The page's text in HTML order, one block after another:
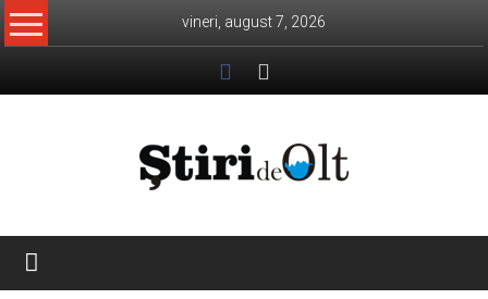
Skip
to
vineri, august 7, 2026
Știri
de